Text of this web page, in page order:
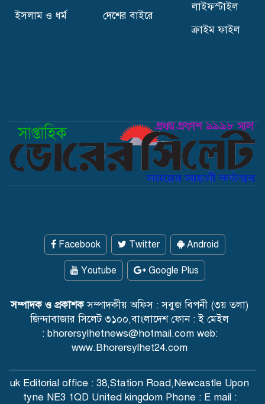
ইসলাম ও ধর্ম
দেশের বাইরে
লাইফস্টাইল
ক্রাইম ফাইল
Facebook Twitter Android
Youtube Google Plus
সম্পাদক ও প্রকাশকসম্পাদকীয় অফিস : সবুজ বিপনী (৩য় তলা)
জিন্দাবাজার সিলেট ৩১০০,বাংলাদেশ ফোন : ই মেইল
: bhorersylhetnews@hotmail.com web:
www.Bhorersylhet24.com
uk Editorial office : 38,Station Road,Newcastle Upon
tyne NE3 1QD United kingdom Phone : E mail :